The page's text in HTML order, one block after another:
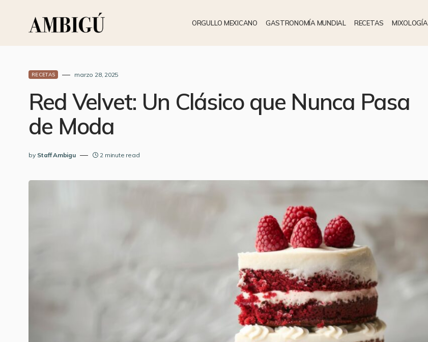
ORGULLO MEXICANO GASTRONOMÍA MUNDIAL RECETAS MIXOLOGÍA
RECETAS marzo 28, 2025
Red Velvet: Un Clásico que Nunca Pasa
de Moda
by Staff Ambigu 2 minute read